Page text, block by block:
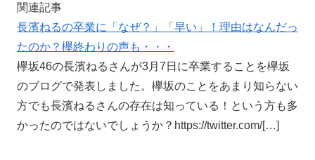
関連記事
長濱ねるの卒業に「なぜ？」「早い」！理由はなんだっ
たのか？欅終わりの声も・・・
欅坂46の長濱ねるさんが3月7日に卒業することを欅坂
のブログで発表しました。欅坂のことをあまり知らない
方でも長濱ねるさんの存在は知っている！という方も多
かったのではないでしょうか？https://twitter.com/[…]